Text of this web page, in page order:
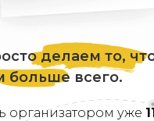
делаем то,
больше всего.
организатором уже